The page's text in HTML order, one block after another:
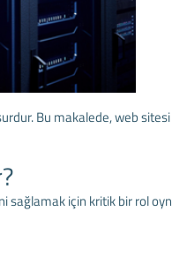
Bu makalede, web
için kritik bir rol